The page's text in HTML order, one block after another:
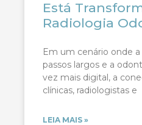
Está
Radiologia
Em um cenário onde
passos largos e a
vez mais digital, a
clínicas, radiologistas e
LEIA MAIS »